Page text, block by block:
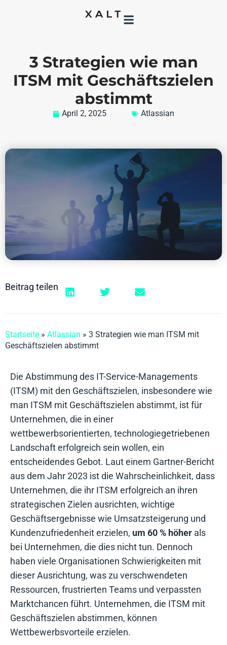
3 Strategien wie man
ITSM mit Geschäftszielen
abstimmt
April 2, 2025 Atlassian
Beitrag teilen
Startseite » Atlassian » 3 Strategien wie man ITSM mit
Geschäftszielen abstimmt
Die Abstimmung des IT-Service-Managements
(ITSM) mit den Geschäftszielen, insbesondere wie
man ITSM mit Geschäftszielen abstimmt, ist für
Unternehmen, die in einer
wettbewerbsorientierten, technologiegetriebenen
Landschaft erfolgreich sein wollen, ein
entscheidendes Gebot. Laut einem Gartner-Bericht
aus dem Jahr 2023 ist die Wahrscheinlichkeit, dass
Unternehmen, die ihr ITSM erfolgreich an ihren
strategischen Zielen ausrichten, wichtige
Geschäftsergebnisse wie Umsatzsteigerung und
Kundenzufriedenheit erzielen, um 60 % höher als
bei Unternehmen, die dies nicht tun. Dennoch
haben viele Organisationen Schwierigkeiten mit
dieser Ausrichtung, was zu verschwendeten
Ressourcen, frustrierten Teams und verpassten
Marktchancen führt. Unternehmen, die ITSM mit
Geschäftszielen abstimmen, können
Wettbewerbsvorteile erzielen.